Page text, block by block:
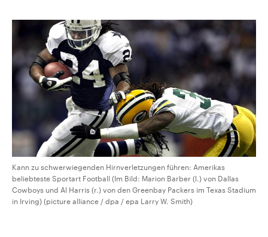
Kann zu schwerwiegenden Hirnverletzungen führen: Amerikas
beliebteste Sportart Football (Im Bild: Marion Barber (l.) von Dallas
Cowboys und Al Harris (r.) von den Greenbay Packers im Texas Stadium
in Irving) (picture alliance / dpa / epa Larry W. Smith)